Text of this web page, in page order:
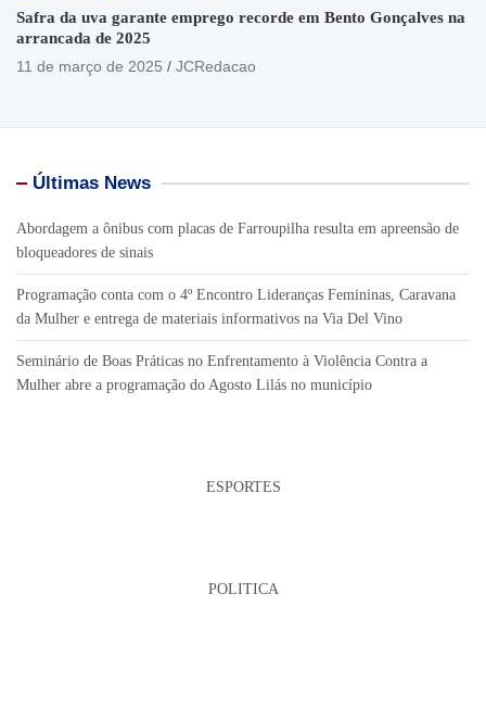
Safra da uva garante emprego recorde em Bento Gonçalves na
arrancada de 2025
11 de março de 2025
JCRedacao
Últimas News
Abordagem a ônibus com placas de Farroupilha resulta em apreensão de
bloqueadores de sinais
Programação conta com o 4º Encontro Lideranças Femininas, Caravana
da Mulher e entrega de materiais informativos na Via Del Vino
Seminário de Boas Práticas no Enfrentamento à Violência Contra a
Mulher abre a programação do Agosto Lilás no município
ESPORTES
POLITICA